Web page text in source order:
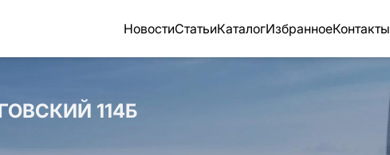
НовостиСтатьиКаталогИзбранноеКонтакты
114Б